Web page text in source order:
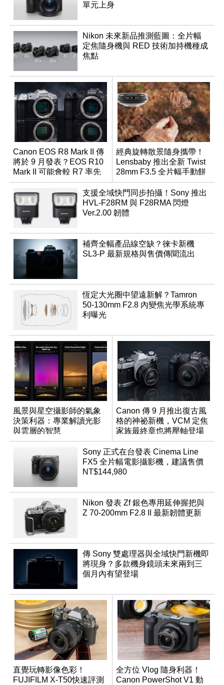
單元上身
Nikon 未來新品推測藍圖：全片幅
定焦隨身機與 RED 技術加持機種成
焦點
Canon EOS R8 Mark II 傳
將於 9 月發表？EOS R10
Mark II 可能會較 R7 率先
推出
經典旋轉散景隨身攜帶！
Lensbaby 推出全新 Twist
28mm F3.5 全片幅手動餅
乾鏡
支援全域快門同步拍攝！Sony 推出
HVL-F28RM 與 F28RMA 閃燈
Ver.2.00 韌體
補齊全幅產品線空缺？徠卡新機
SL3-P 最新規格與售價傳聞流出
恆定大光圈中望遠新解？Tamron
50-130mm F2.8 內變焦光學系統專
利曝光
風景與星空攝影師的氣象
決策利器：專業解讀光影
與雲層的智慧
App「Atmos」登場
Canon 傳 9 月推出復古風
格的神祕新機，VCM 定焦
家族最終章也將壓軸登場
Sony 正式在台發表 Cinema Line
FX5 全片幅電影攝影機，建議售價
NT$144,980
Nikon 發表 Zf 銀色專用延伸握把與
Z 70-200mm F2.8 II 最新韌體更新
傳 Sony 雙處理器與全域快門新機即
將現身？多款機身鏡頭未來兩到三
個月內有望登場
直覺玩轉影像色彩！
FUJIFILM X-T50快速評測
全方位 Vlog 隨身利器！
Canon PowerShot V1 動